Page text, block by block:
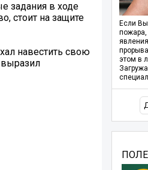
задания в ходе
стоит на защите
навестить свою
Если
пожара,
этом в